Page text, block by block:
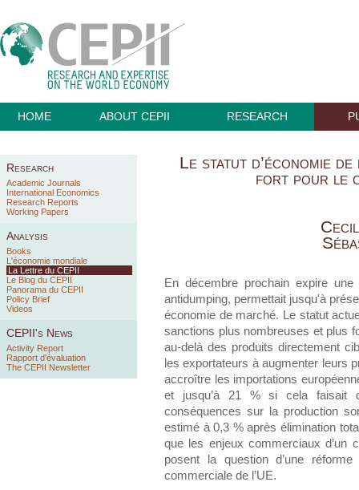
HOME ABOUT CEPII RESEARCH
Research
Academic Journals
International Economics
Research Reports
Working Papers
Analysis
Books
L'économie mondiale
La Lettre du CEPII
Le Blog du CEPII
Panorama du CEPII
Policy Brief
Videos
CEPII's News
Activity Report
Rapport d'évaluation
The CEPII Newsletter
Le statut d’économie
fort pour le
En décembre prochain expire
antidumping, permettait jusqu'à
économie de marché. Le statut
sanctions plus nombreuses et plus
au-delà des produits directement
les exportateurs à augmenter leurs
accroître les importations
et jusqu’à 21 % si cela faisait
conséquences sur la production
estimé à 0,3 % après élimination
que les enjeux commerciaux d’un
posent la question d’une
commerciale de l’UE.